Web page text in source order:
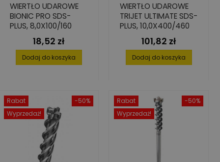
WIERTŁO UDAROWE
BIONIC PRO SDS-
PLUS, 8,0X100/160
Cena
18,52 zł
Dodaj do koszyka
WIERTŁO UDAROWE
TRIJET ULTIMATE SDS-
PLUS, 10,0X400/460
Cena
101,82 zł
Dodaj do koszyka
-50%
Rabat
Wyprzedaż!
-50%
Rabat
Wyprzedaż!